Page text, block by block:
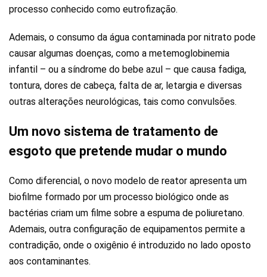
processo conhecido como eutrofização.
Ademais, o consumo da água contaminada por nitrato pode
causar algumas doenças, como a metemoglobinemia
infantil – ou a síndrome do bebe azul – que causa fadiga,
tontura, dores de cabeça, falta de ar, letargia e diversas
outras alterações neurológicas, tais como convulsões.
Um novo sistema de tratamento de
esgoto que pretende mudar o mundo
Como diferencial, o novo modelo de reator apresenta um
biofilme formado por um processo biológico onde as
bactérias criam um filme sobre a espuma de poliuretano.
Ademais, outra configuração de equipamentos permite a
contradição, onde o oxigênio é introduzido no lado oposto
aos contaminantes.